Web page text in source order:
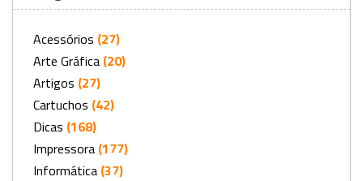
Acessórios (27)
Arte Gráfica (20)
Artigos (27)
Cartuchos (42)
Dicas (168)
Impressora (177)
Informática (37)